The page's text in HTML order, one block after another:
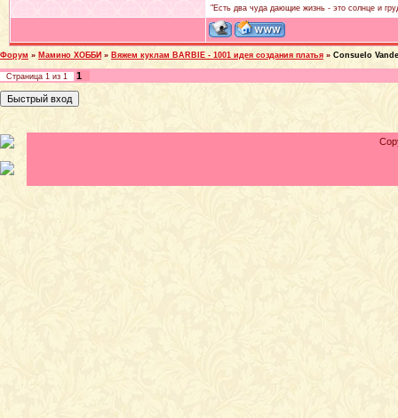
"Есть два чуда дающие жизнь - это солнце и
Форум » Мамино ХОББИ » Вяжем куклам BARBIE - 1001 идея создания платья » Consuelo
Страница 1 из 1 1